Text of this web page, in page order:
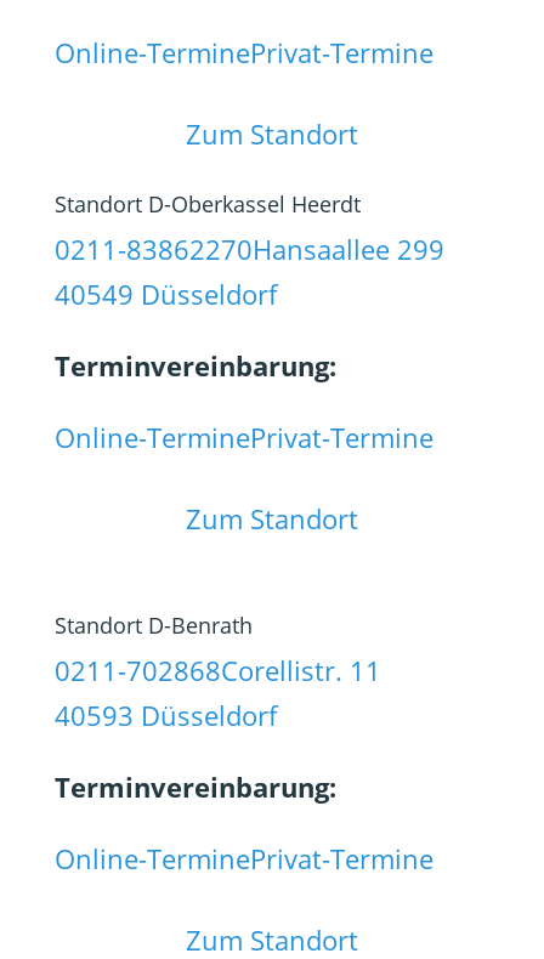
Online-TerminePrivat-Termine
Zum Standort
Standort D-Oberkassel Heerdt
0211-83862270Hansaallee 299
40549 Düsseldorf
Terminvereinbarung:
Online-TerminePrivat-Termine
Zum Standort
Standort D-Benrath
0211-702868Corellistr. 11
40593 Düsseldorf
Terminvereinbarung:
Online-TerminePrivat-Termine
Zum Standort